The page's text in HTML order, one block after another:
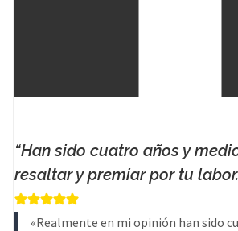
“Han sido cuatro años y
resaltar y premiar por tu labor.
«Realmente en mi opinión han sido